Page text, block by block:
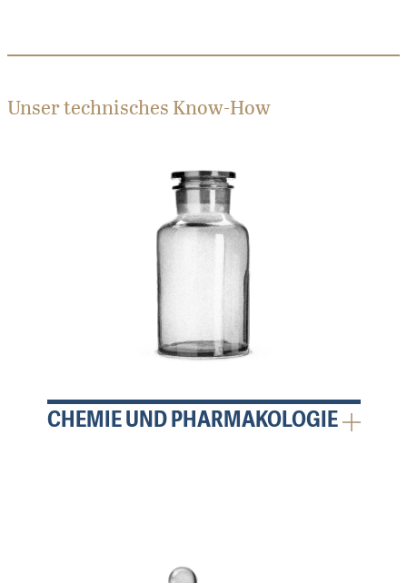
Unser technisches Know-How
CHEMIE UND PHARMAKOLOGIE